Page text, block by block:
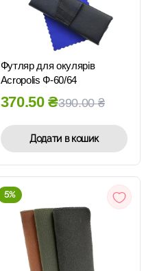
ШВИДКИЙ
ПЕРЕГЛЯД
Футляр для окулярів
Acropolis Ф-60/64
390.00₴
370.50₴
Додати в кошик
5%